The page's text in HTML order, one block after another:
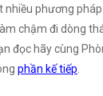
nhiều phương
chậm đi dòng
đọc hãy cùng
phần kế tiếp